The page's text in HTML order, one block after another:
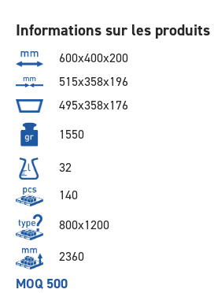
Informations sur les produits
600x400x200
515x358x196
495x358x176
1550
32
140
800x1200
2360
MOQ 500